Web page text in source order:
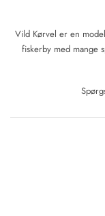
Vild Kørvel er en
fiskerby med mange